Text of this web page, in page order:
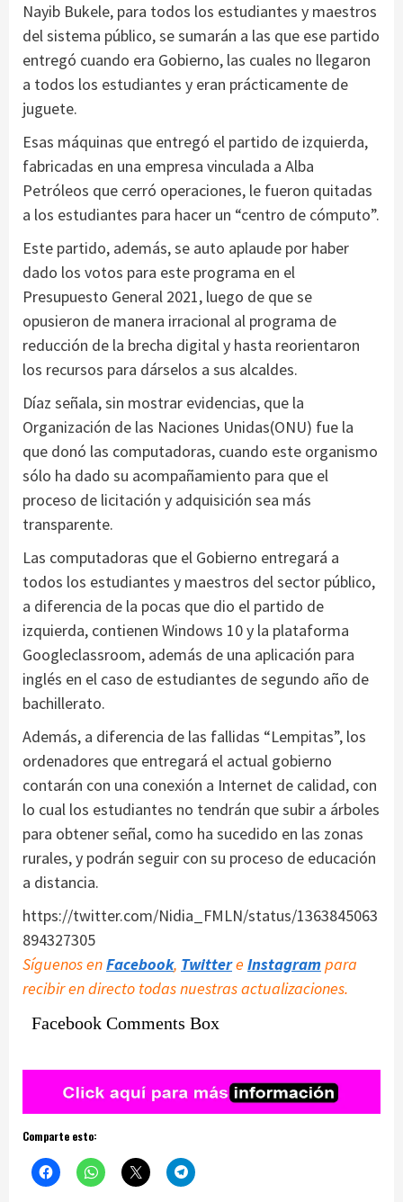
Nayib Bukele, para todos los estudiantes y maestros
del sistema público, se sumarán a las que ese partido
entregó cuando era Gobierno, las cuales no llegaron
a todos los estudiantes y eran prácticamente de
juguete.
Esas máquinas que entregó el partido de izquierda,
fabricadas en una empresa vinculada a Alba
Petróleos que cerró operaciones, le fueron quitadas
a los estudiantes para hacer un “centro de cómputo”.
Este partido, además, se auto aplaude por haber
dado los votos para este programa en el
Presupuesto General 2021, luego de que se
opusieron de manera irracional al programa de
reducción de la brecha digital y hasta reorientaron
los recursos para dárselos a sus alcaldes.
Díaz señala, sin mostrar evidencias, que la
Organización de las Naciones Unidas(ONU) fue la
que donó las computadoras, cuando este organismo
sólo ha dado su acompañamiento para que el
proceso de licitación y adquisición sea más
transparente.
Las computadoras que el Gobierno entregará a
todos los estudiantes y maestros del sector público,
a diferencia de la pocas que dio el partido de
izquierda, contienen Windows 10 y la plataforma
Googleclassroom, además de una aplicación para
inglés en el caso de estudiantes de segundo año de
bachillerato.
Además, a diferencia de las fallidas “Lempitas”, los
ordenadores que entregará el actual gobierno
contarán con una conexión a Internet de calidad, con
lo cual los estudiantes no tendrán que subir a árboles
para obtener señal, como ha sucedido en las zonas
rurales, y podrán seguir con su proceso de educación
a distancia.
https://twitter.com/Nidia_FMLN/status/1363845063
894327305
Síguenos enFacebook, Twittere Instagram para
recibir en directo todas nuestras actualizaciones.
Facebook Comments Box
Comparte esto: